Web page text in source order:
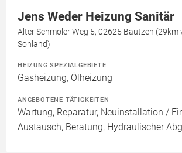
Jens Weder Heizung Sanitär
Alter Schmoler Weg 5, 02625 Bautzen (29km
Sohland)
HEIZUNG SPEZIALGEBIETE
Gasheizung, Ölheizung
ANGEBOTENE TÄTIGKEITEN
Wartung, Reparatur, Neuinstallation /
Austausch, Beratung, Hydraulischer